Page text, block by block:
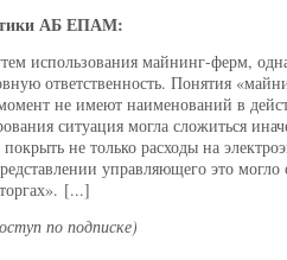
АБ ЕПАМ:
использования майнинг-ферм,
ответственность. Понятия
не имеют наименований в
ситуация могла сложиться
не только расходы на
управляющего это могло
[...]
по подписке)